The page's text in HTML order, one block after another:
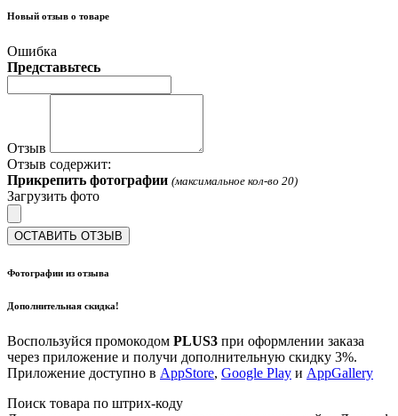
Новый отзыв о товаре
Ошибка
Представьтесь
Отзыв
Отзыв содержит:
Прикрепить фотографии (максимальное кол-во 20)
Загрузить фото
ОСТАВИТЬ ОТЗЫВ
Фотографии из отзыва
Дополнительная скидка!
Воспользуйся промокодом PLUS3 при оформлении заказа
через приложение и получи дополнительную скидку 3%.
Приложение доступно в AppStore, Google Play и AppGallery
Поиск товара по штрих-коду